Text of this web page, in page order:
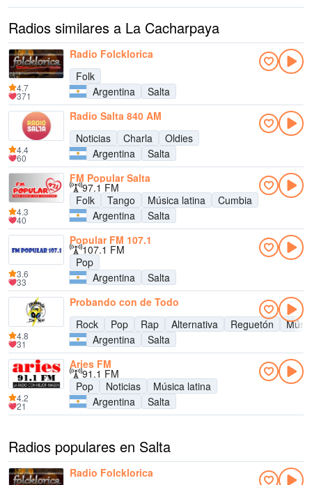
Radios similares a La Cacharpaya
Radio Folcklorica
Folk
Argentina
Salta
4.7
371
Radio Salta 840 AM
Noticias
Charla
Oldies
Argentina
Salta
4.4
60
FM Popular Salta
97.1 FM
Folk
Tango Música latina
Cumbia
Argentina
Salta
4.3
40
Popular FM 107.1
107.1 FM
Pop
Argentina
Salta
3.6
33
Probando con de Todo
Rock
Pop Rap Alternativa Reguetón
Argentina
Salta
4.8
31
Aries FM
91.1 FM
Pop
Noticias
Música latina
Argentina
Salta
4.2
21
Radios populares en Salta
Radio Folcklorica